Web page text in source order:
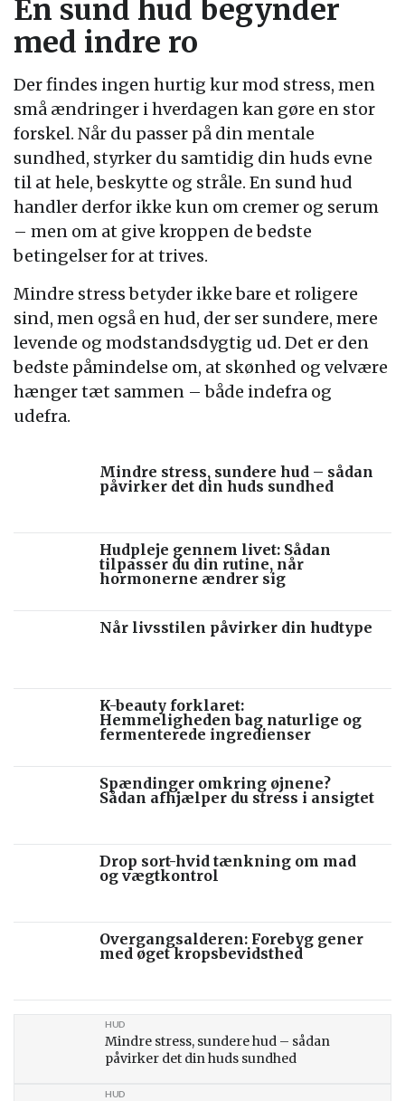
En sund hud begynder
med indre ro
Der findes ingen hurtig kur mod stress, men
små ændringer i hverdagen kan gøre en stor
forskel. Når du passer på din mentale
sundhed, styrker du samtidig din huds evne
til at hele, beskytte og stråle. En sund hud
handler derfor ikke kun om cremer og serum
– men om at give kroppen de bedste
betingelser for at trives.
Mindre stress betyder ikke bare et roligere
sind, men også en hud, der ser sundere, mere
levende og modstandsdygtig ud. Det er den
bedste påmindelse om, at skønhed og velvære
hænger tæt sammen – både indefra og
udefra.
Mindre stress, sundere hud – sådan
påvirker det din huds sundhed
Hudpleje gennem livet: Sådan
tilpasser du din rutine, når
hormonerne ændrer sig
Når livsstilen påvirker din hudtype
K-beauty forklaret:
Hemmeligheden bag naturlige og
fermenterede ingredienser
Spændinger omkring øjnene?
Sådan afhjælper du stress i ansigtet
Drop sort-hvid tænkning om mad
og vægtkontrol
Overgangsalderen: Forebyg gener
med øget kropsbevidsthed
Mindre stress, sundere hud – sådan
påvirker det din huds sundhed
HUD
HUD